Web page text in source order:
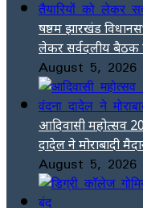
षष्ठम झारखंड
लेकर सर्वदलीय बैठक
August 5, 2026
आदिवासी महोत्सव
दादेल ने मोराबादी
August 5, 2026